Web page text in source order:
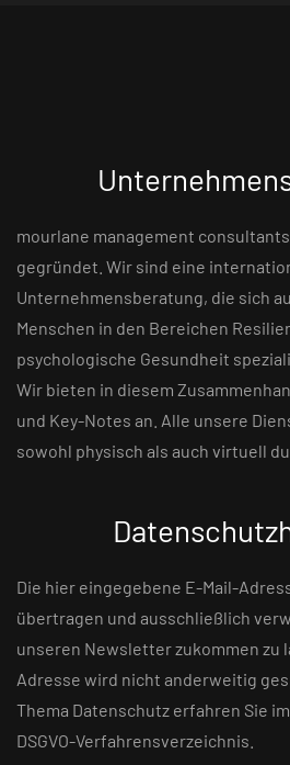
mourlane management
gegründet. Wir sind eine
Unternehmensberatung, die sich
Menschen in den Bereichen
psychologische Gesundheit
Wir bieten in diesem
und Key-Notes an. Alle unsere
sowohl physisch als auch virtuell
Die hier eingegebene E-Mail-
übertragen und ausschließlich
unseren Newsletter zukommen zu
Adresse wird nicht anderweitig
Thema Datenschutz erfahren Sie
DSGVO-Verfahrensverzeichnis.